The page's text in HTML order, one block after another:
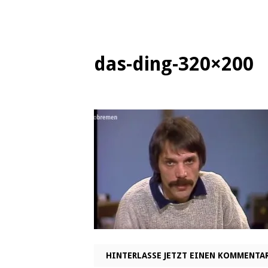
das-ding-320×200
HINTERLASSE JETZT EINEN